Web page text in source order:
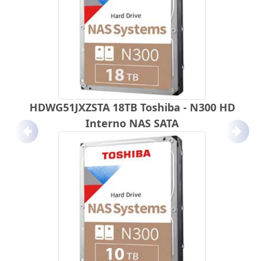
HDWG51JXZSTA 18TB Toshiba - N300 HD
Interno NAS SATA
Anterior